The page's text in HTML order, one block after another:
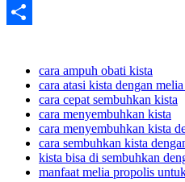
Line
cara ampuh obati kista
cara atasi kista dengan
cara cepat sembuhkan kista
cara menyembuhkan kista
cara menyembuhkan kista
cara sembuhkan kista
kista bisa di sembuhkan
manfaat melia propolis